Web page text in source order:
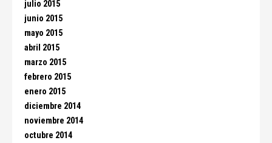
julio 2015
junio 2015
mayo 2015
abril 2015
marzo 2015
febrero 2015
enero 2015
diciembre 2014
noviembre 2014
octubre 2014